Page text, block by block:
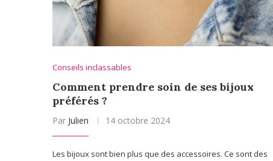
Conseils inclassables
Comment prendre soin de ses bijoux
préférés ?
Par Julien 14 octobre 2024
Les bijoux sont bien plus que des accessoires. Ce sont des